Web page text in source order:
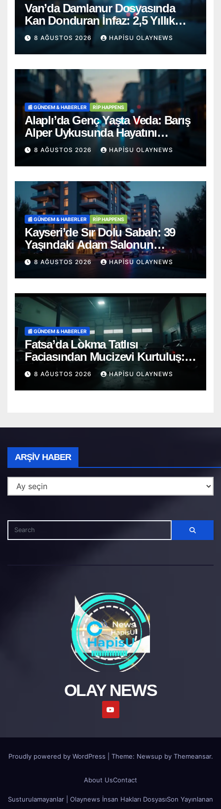
Van’da Damlanur Dosyasında
Kan Donduran İnfaz: 2,5 Yıllık
‘İntihar’ Senaryosu Çöktü!
8 AĞUSTOS 2026 HAPISU OLAYNEWS
📰 GÜNDEM & HABERLER RİP HAPPENS
Alaplı’da Genç Yaşta Veda: Barış
Alper Uykusunda Hayatını
Kaybetti
8 AĞUSTOS 2026 HAPISU OLAYNEWS
📰 GÜNDEM & HABERLER RİP HAPPENS
Kayseri’de Sır Dolu Sabah: 39
Yaşındaki Adam Salonun
Ortasında Ölü Bulundu
8 AĞUSTOS 2026 HAPISU OLAYNEWS
📰 GÜNDEM & HABERLER
Fatsa’da Lokma Tatlısı
Faciasından Mucizevi Kurtuluş:
Saniyelerle Yarışan Heimlich
Müdahalesi!
8 AĞUSTOS 2026 HAPISU OLAYNEWS
ARŞIV HABER
Haber
OLAY NEWS
Proudly powered by WordPress Theme: Newsup by Themeansar.
About UsContact
Susturulamayanlar | Olaynews İnsan Hakları DosyasıSon Yayınlanan